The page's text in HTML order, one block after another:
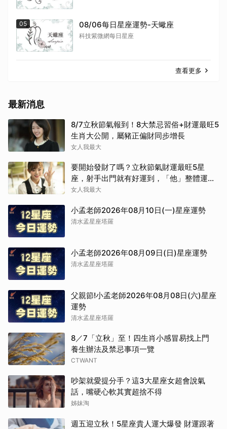
05 08/06每日星座運勢-天蠍座
科技紫微網每日星座
查看更多
最新消息
8/7立秋節氣報到！8大禁忌習俗+財運最旺5
生肖大公開，屬豬正偏財同步增長
女人我最大
要開始發財了嗎？立秋節氣財運最旺5星
座，射手出門就有好運到，「他」整體運勢
將走上坡
女人我最大
小孟老師2026年08月10日(一)星座運勢
清水孟星座塔羅
小孟老師2026年08月09日(日)星座運勢
清水孟星座塔羅
父親節!小孟老師2026年08月08日(六)星座
運勢
清水孟星座塔羅
8／7「立秋」至！四生肖小感冒易找上門
養生辦法及禁忌事項一覽
CTWANT
吵架就愛提分手？這3大星座女超會說氣
話，嘴硬心軟其實超捨不得
姊妹淘
週五迎立秋！5星座貴人運大爆發 財運跟著